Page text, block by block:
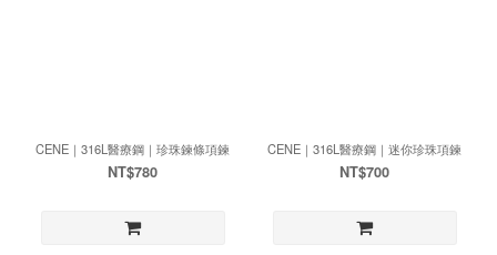
CENE｜316L醫療鋼｜珍珠鍊條項鍊
NT$780
CENE｜316L醫療鋼｜迷你珍珠項鍊
NT$700